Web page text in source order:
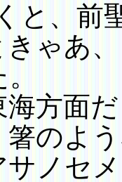
と、前
ゃあ
方面
箸のよ
ノセ